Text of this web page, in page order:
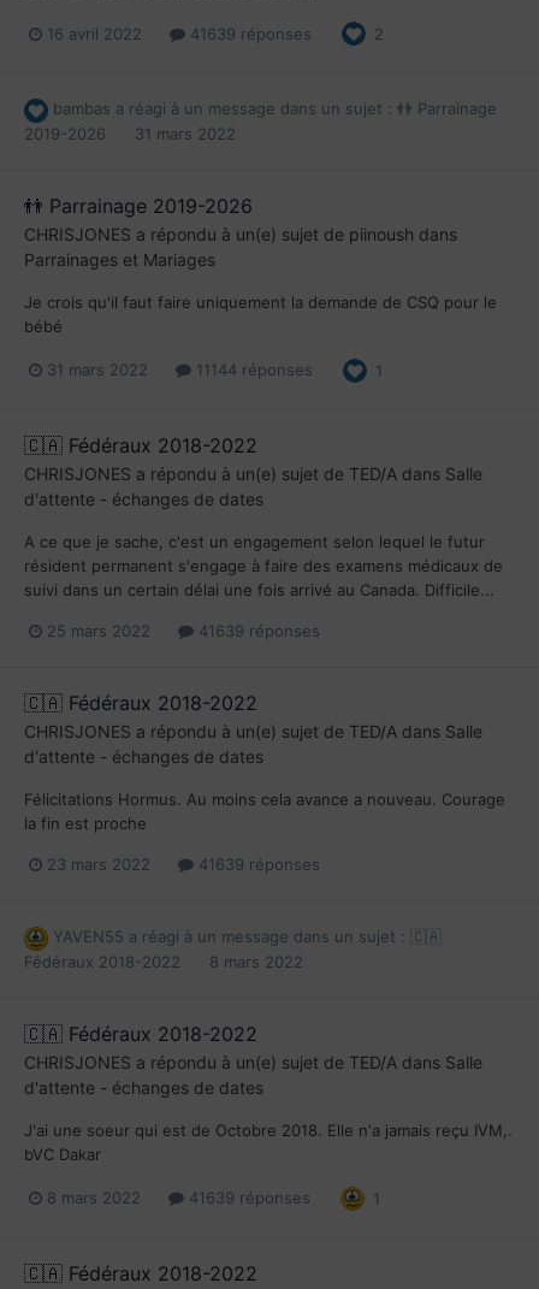
16 avril 2022 41639 réponses 2
bambas a réagi à un message dans un sujet : 👬 Parrainage
2019-2026
31 mars 2022
👬 Parrainage 2019-2026
CHRISJONES a répondu à un(e) sujet de piinoush dans
Parrainages et Mariages
Je crois qu'il faut faire uniquement la demande de CSQ pour le
bébé
31 mars 2022 11144 réponses 1
🇨🇦 Fédéraux 2018-2022
CHRISJONES a répondu à un(e) sujet de TED/A dans Salle
d'attente - échanges de dates
A ce que je sache, c'est un engagement selon lequel le futur
résident permanent s'engage à faire des examens médicaux de
suivi dans un certain délai une fois arrivé au Canada. Difficile...
25 mars 2022 41639 réponses
🇨🇦 Fédéraux 2018-2022
CHRISJONES a répondu à un(e) sujet de TED/A dans Salle
d'attente - échanges de dates
Félicitations Hormus. Au moins cela avance a nouveau. Courage
la fin est proche
23 mars 2022 41639 réponses
YAVEN55 a réagi à un message dans un sujet :
🇨🇦
Fédéraux 2018-2022
8 mars 2022
🇨🇦 Fédéraux 2018-2022
CHRISJONES a répondu à un(e) sujet de TED/A dans Salle
d'attente - échanges de dates
J'ai une soeur qui est de Octobre 2018. Elle n'a jamais reçu IVM,.
bVC Dakar
8 mars 2022 41639 réponses 1
🇨🇦 Fédéraux 2018-2022